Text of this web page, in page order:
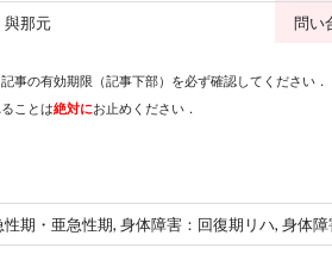
那元 問い
事の有効期限（記事下部）を必ず確認してください．
ことは絶対にお止めください．
性期・亜急性期, 身体障害：回復期リハ, 身体